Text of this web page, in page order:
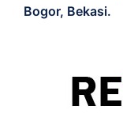
Bogor, Bekasi.